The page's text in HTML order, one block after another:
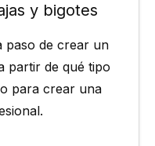
y bigotes
paso de crear un
partir de qué tipo
para crear una